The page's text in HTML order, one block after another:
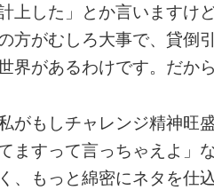
上した」とか言いますけ
方がむしろ大事で、貸倒
界があるわけです。だか
がもしチャレンジ精神旺
ますって言っちゃえよ」
く、もっと綿密にネタを仕